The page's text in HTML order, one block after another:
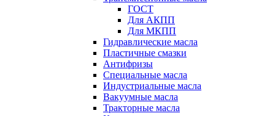
ГОСТ
Для АКПП
Для МКПП
Гидравлические масла
Пластичные смазки
Антифризы
Специальные масла
Индустриальные масла
Вакуумные масла
Тракторные масла